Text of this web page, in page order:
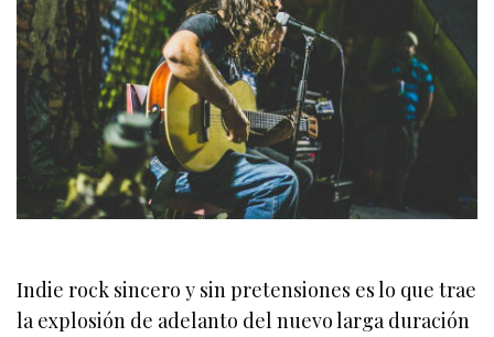
Indie rock sincero y sin pretensiones es lo que trae
la explosión de adelanto del nuevo larga duración